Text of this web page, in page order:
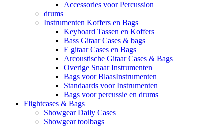
Accessories voor Percussion
drums
Instrumenten Koffers en Bags
Keyboard Tassen en Koffers
Bass Gitaar Cases & bags
E gitaar Cases en Bags
Arcoustische Gitaar Cases & Bags
Overige Snaar Instrumenten
Bags voor BlaasInstrumenten
Standaards voor Instrumenten
Bags voor percussie en drums
Flightcases & Bags
Showgear Daily Cases
Showgear toolbags